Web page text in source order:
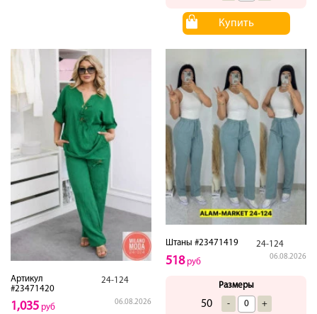
Купить
Артикул
#23471420
24-124
06.08.2026
1,035 руб
Штаны #23471419 24-124
06.08.2026
518руб
Размеры
50 - +